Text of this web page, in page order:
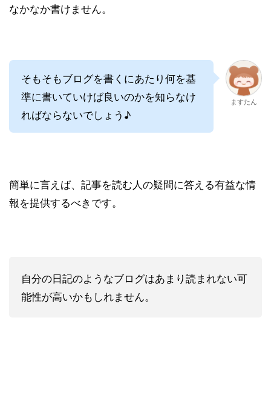
なかなか書けません。
そもそもブログを書くにあたり何を基
準に書いていけば良いのかを知らなけ
ればならないでしょう♪
ますたん
簡単に言えば、記事を読む人の疑問に答える有益な情
報を提供するべきです。
自分の日記のようなブログはあまり読まれない可
能性が高いかもしれません。